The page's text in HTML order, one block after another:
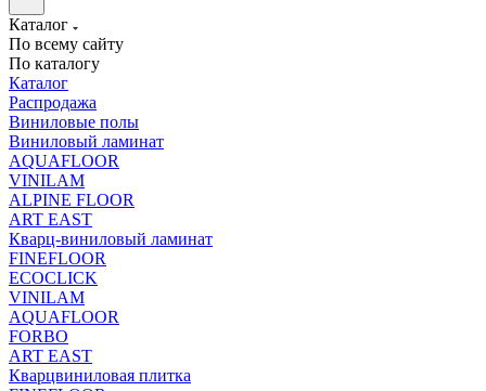
Каталог
По всему сайту
По каталогу
Каталог
Распродажа
Виниловые полы
Виниловый ламинат
AQUAFLOOR
VINILAM
ALPINE FLOOR
ART EAST
Кварц-виниловый ламинат
FINEFLOOR
ECOCLICK
VINILAM
AQUAFLOOR
FORBO
ART EAST
Кварцвиниловая плитка